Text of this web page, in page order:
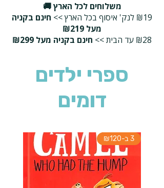
משלוחים לכל הארץ 🚚
₪19 לנק' איסוף בכל הארץ >>
חינם בקניה
מעל ₪219
₪28 עד הבית >>
חינם בקניה מעל ₪299
ספרי ילדים
דומים
3 ב-₪120